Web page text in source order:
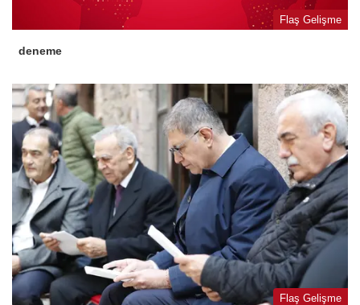
Flaş Gelişme
deneme
Flaş Gelişme